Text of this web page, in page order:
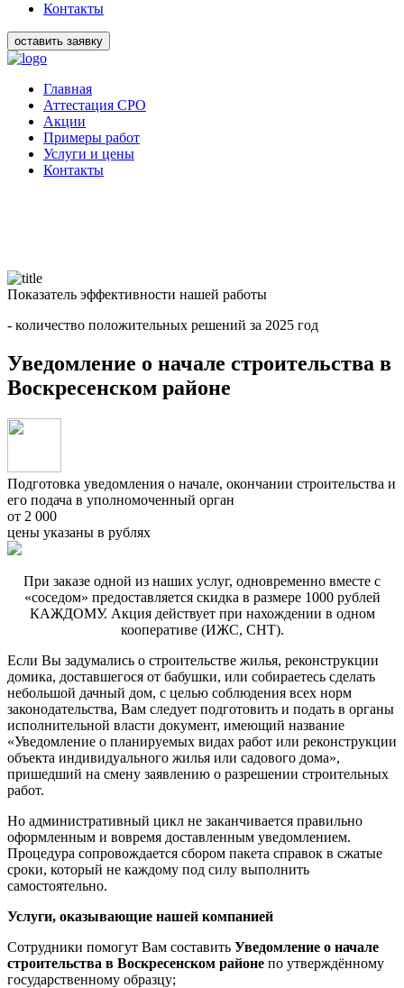
Контакты
оставить заявку
Главная
Аттестация СРО
Акции
Примеры работ
Услуги и цены
Контакты
Показатель эффективности нашей работы
- количество положительных решений за 2025 год
Уведомление о начале строительства в
Воскресенском районе
Подготовка уведомления о начале, окончании строительства и
его подача в уполномоченный орган
от 2 000
цены указаны в рублях
При заказе одной из наших услуг, одновременно вместе с
«соседом» предоставляется скидка в размере 1000 рублей
КАЖДОМУ. Акция действует при нахождении в одном
кооперативе (ИЖС, СНТ).
Если Вы задумались о строительстве жилья, реконструкции
домика, доставшегося от бабушки, или собираетесь сделать
небольшой дачный дом, с целью соблюдения всех норм
законодательства, Вам следует подготовить и подать в органы
исполнительной власти документ, имеющий название
«Уведомление о планируемых видах работ или реконструкции
объекта индивидуального жилья или садового дома»,
пришедший на смену заявлению о разрешении строительных
работ.
Но административный цикл не заканчивается правильно
оформленным и вовремя доставленным уведомлением.
Процедура сопровождается сбором пакета справок в сжатые
сроки, который не каждому под силу выполнить
самостоятельно.
Услуги, оказывающие нашей компанией
Сотрудники помогут Вам составить Уведомление о начале
строительства в Воскресенском районе по утверждённому
государственному образцу;